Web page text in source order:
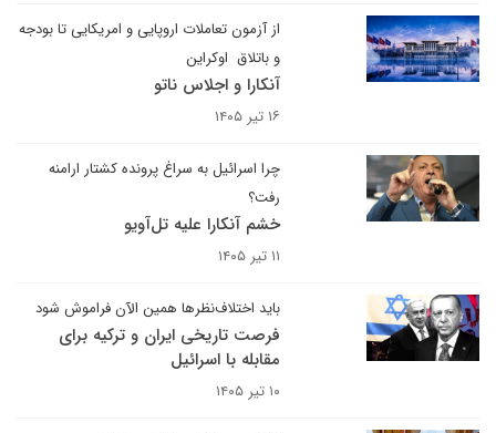
از آزمون تعاملات اروپایی و امریکایی تا بودجه
و باتلاق اوکراین
آنکارا و اجلاس ناتو
۱۶ تیر ۱۴۰۵
چرا اسرائیل به سراغ پرونده کشتار ارامنه
رفت؟
خشم آنکارا علیه تل‌آویو
۱۱ تیر ۱۴۰۵
باید اختلاف‌نظرها همین الآن فراموش شود
فرصت تاریخی ایران و ترکیه برای
مقابله با اسرائیل
۱۰ تیر ۱۴۰۵